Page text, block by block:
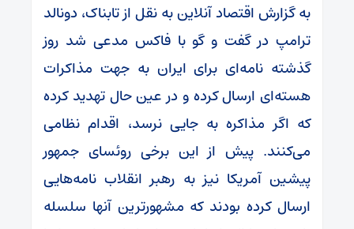
به گزارش اقتصاد آنلاین به نقل از تابناک، دونالد
ترامپ در گفت و گو با فاکس مدعی شد روز
گذشته نامه‌ای برای ایران به جهت مذاکرات
هسته‌ای ارسال کرده و در عین حال تهدید کرده
که اگر مذاکره به جایی نرسد، اقدام نظامی
می‌کنند. پیش از این برخی روئسای جمهور
پیشین آمریکا نیز به رهبر انقلاب نامه‌هایی
ارسال کرده بودند که مشهورترین آنها سلسله